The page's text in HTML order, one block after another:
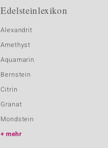
Edelsteinlexikon
Alexandrit
Amethyst
Aquamarin
Bernstein
Citrin
Granat
Mondstein
mehr